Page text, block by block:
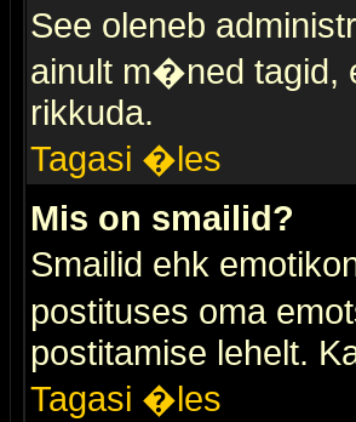
See oleneb
ainult m�ned tagid,
rikkuda.
Tagasi �les
Mis on smailid?
Smailid ehk
postituses oma
postitamise lehelt.
Tagasi �les